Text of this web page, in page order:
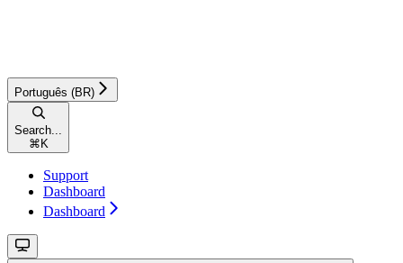
Português (BR)
Search...
⌘ K
Support
Dashboard
Dashboard